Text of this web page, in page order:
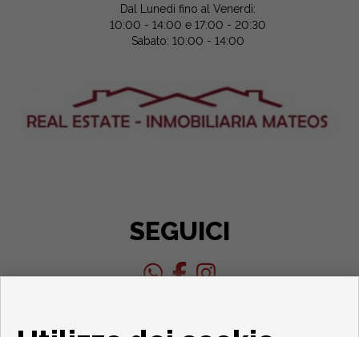
Dal Lunedi fino al Venerdì:
10:00 - 14:00 e 17:00 - 20:30
Sabato: 10:00 - 14:00
SEGUICI